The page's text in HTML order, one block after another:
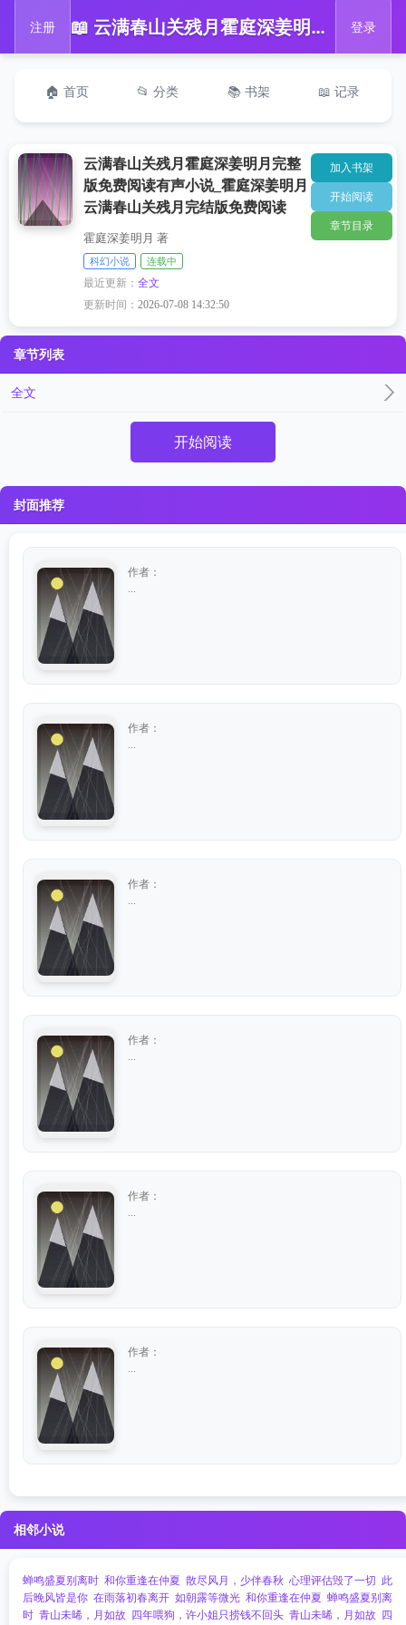
注册 📖 云满春山关残月霍庭深姜明月完整版免费阅读有声小说_霍庭深姜明月云满春山关残月完结版免费阅读 登录
🏠 首页 📂 分类 📚 书架 📖 记录
云满春山关残月霍庭深姜明月完整
版免费阅读有声小说_霍庭深姜明月
云满春山关残月完结版免费阅读
霍庭深姜明月 著
科幻小说 连载中
最近更新：全文
更新时间：2026-07-08 14:32:50
加入书架
开始阅读
章节目录
章节列表
全文
开始阅读
封面推荐
作者：
作者：
作者：
作者：
作者：
作者：
相邻小说
蝉鸣盛夏别离时 和你重逢在仲夏 散尽风月，少伴春秋 心理评估毁了一切 此
后晚风皆是你 在雨落初春离开 如朝露等微光 和你重逢在仲夏 蝉鸣盛夏别离
时 青山未晞，月如故 四年喂狗，许小姐只捞钱不回头 青山未晞，月如故 四